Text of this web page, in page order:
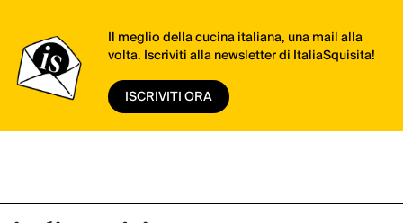
Il meglio della cucina italiana, una mail alla
volta. Iscriviti alla newsletter di ItaliaSquisita!
ISCRIVITI ORA